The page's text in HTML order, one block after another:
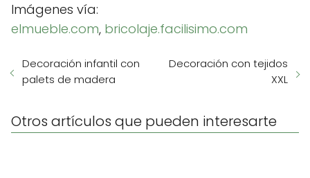
Imágenes vía:
elmueble.com, bricolaje.facilisimo.com
Decoración infantil con
palets de madera
Decoración con tejidos
XXL
Otros artículos que pueden interesarte